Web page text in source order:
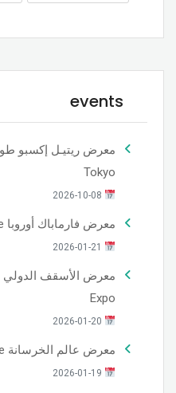
events
Tokyo
معرض فارماباك أوروبا Pharmapack Europe
Expo
معرض عالم الخرسانة World of Concrete